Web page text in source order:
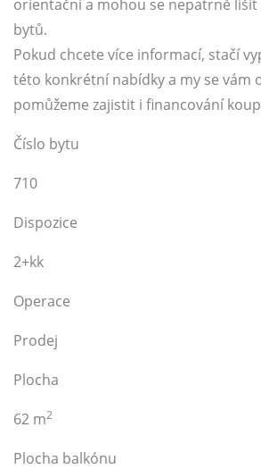
orientační a mohou se nepatrně
bytů.
Pokud chcete více informací, stačí
této konkrétní nabídky a my se vám
pomůžeme zajistit i financování
Číslo bytu
710
Dispozice
2+kk
Operace
Prodej
Plocha
62 m2
Plocha balkónu